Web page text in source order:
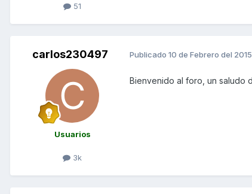
51
carlos230497
Usuarios
3k
Publicado 10 de Febrero del 2015
Bienvenido al foro, un saludo